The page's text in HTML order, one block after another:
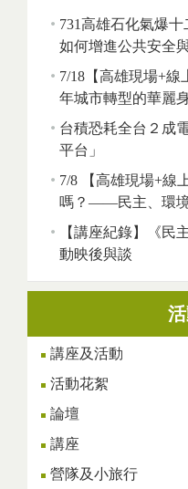
731高雄石化氣爆十
如何增進公共安全
7/18【高雄現場+
年城市轉型的華麗
台積恐耗全台２成
平台」
7/8 【高雄現場+線
嗎？——民主、環
【講座紀錄】《民
動映後與談
講座及活動
活動花絮
論壇
講座
營隊及小旅行